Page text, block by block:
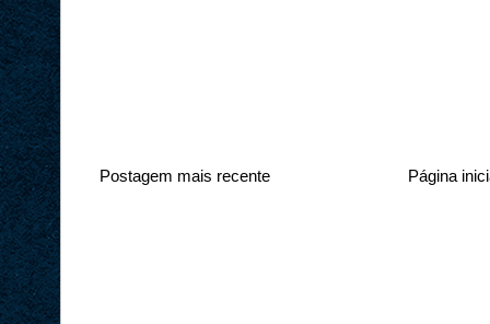
Postagem mais recente Página